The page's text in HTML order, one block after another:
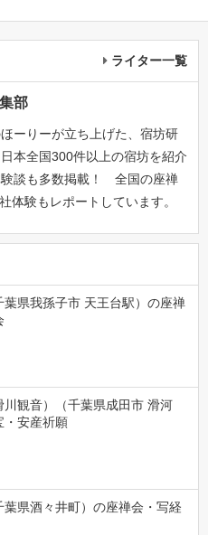
ライター一覧
部
ーりーが立ち上げた、宿坊研
本全国300件以上の宿坊を紹介
験談も多数掲載！ 全国の座禅
体験もレポートしています。
葉県我孫子市 天王台駅）の座禅
川観音）（千葉県成田市 滑河
・安産祈願
葉県酒々井町）の座禅会・写経